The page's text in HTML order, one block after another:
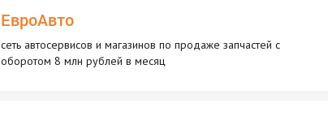
ЕвроАвто
сеть автосервисов и магазинов по продаже запчастей с
оборотом 8 млн рублей в месяц